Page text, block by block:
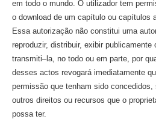
em todo o mundo. O utilizador tem
o download de um capítulo ou capítulos
Essa autorização não constitui uma
reproduzir, distribuir, exibir publicamente
transmiti–la, no todo ou em parte, por
desses actos revogará imediatamente
permissão que tenham sido
outros direitos ou recursos que o
possa ter.